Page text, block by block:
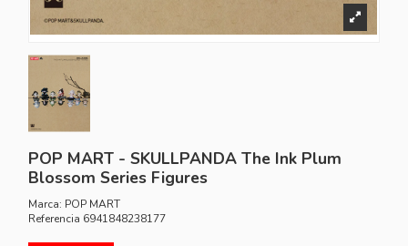
POP MART - SKULLPANDA The Ink Plum
Blossom Series Figures
Marca: POP MART
Referencia 6941848238177